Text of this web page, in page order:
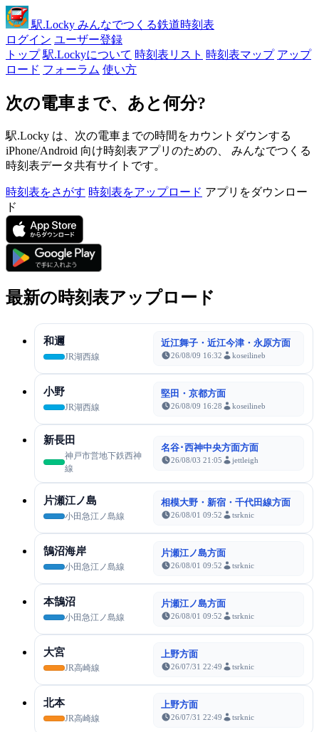
駅.Locky みんなでつくる鉄道時刻表
ログイン ユーザー登録
トップ 駅.Lockyについて 時刻表リスト 時刻表マップ アップ
ロード フォーラム 使い方
次の電車まで、あと何分?
駅.Locky は、次の電車までの時間をカウントダウンする
iPhone/Android 向け時刻表アプリのための、 みんなでつくる
時刻表データ共有サイトです。
時刻表をさがす 時刻表をアップロード アプリをダウンロー
ド
最新の時刻表アップロード
和邇
JR湖西線
近江舞子・近江今津・永原方面
26/08/09 16:32 koseilineb
小野
JR湖西線
堅田・京都方面
26/08/09 16:28 koseilineb
新長田
神戸市営地下鉄西神
線
名谷･西神中央方面方面
26/08/03 21:05 jettleigh
片瀬江ノ島
小田急江ノ島線
相模大野・新宿・千代田線方面
26/08/01 09:52 tsrknic
鵠沼海岸
小田急江ノ島線
片瀬江ノ島方面
26/08/01 09:52 tsrknic
本鵠沼
小田急江ノ島線
片瀬江ノ島方面
26/08/01 09:52 tsrknic
大宮
JR高崎線
上野方面
26/07/31 22:49 tsrknic
北本
JR高崎線
上野方面
26/07/31 22:49 tsrknic